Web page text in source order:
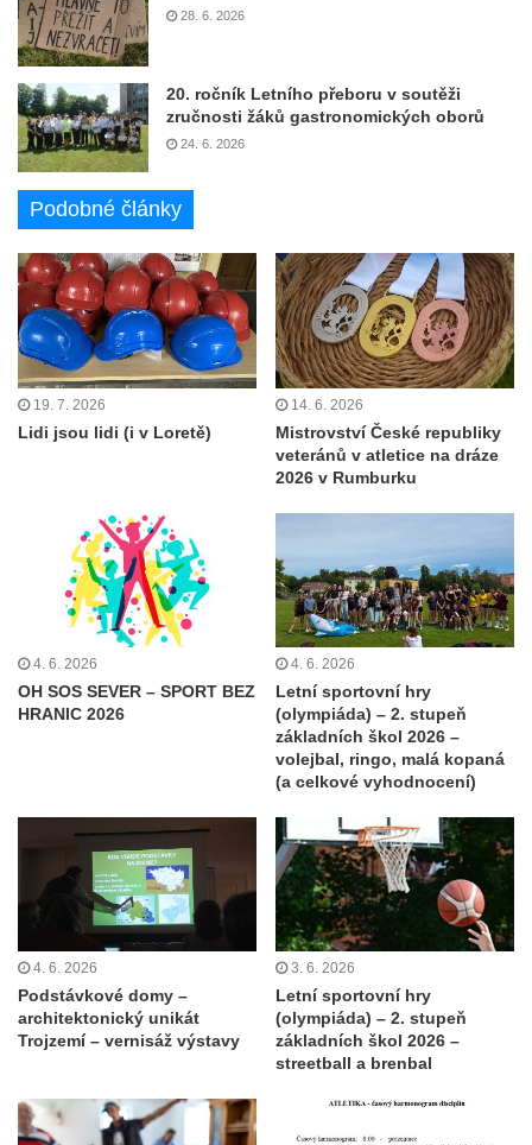
28. 6. 2026
20. ročník Letního přeboru v soutěži
zručnosti žáků gastronomických oborů
24. 6. 2026
Podobné články
19. 7. 2026
Lidi jsou lidi (i v Loretě)
14. 6. 2026
Mistrovství České republiky
veteránů v atletice na dráze
2026 v Rumburku
4. 6. 2026
OH SOS SEVER – SPORT BEZ
HRANIC 2026
4. 6. 2026
Letní sportovní hry
(olympiáda) – 2. stupeň
základních škol 2026 –
volejbal, ringo, malá kopaná
(a celkové vyhodnocení)
4. 6. 2026
Podstávkové domy –
architektonický unikát
Trojzemí – vernisáž výstavy
3. 6. 2026
Letní sportovní hry
(olympiáda) – 2. stupeň
základních škol 2026 –
streetball a brenbal